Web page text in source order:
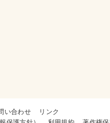
い合わせ
リンク